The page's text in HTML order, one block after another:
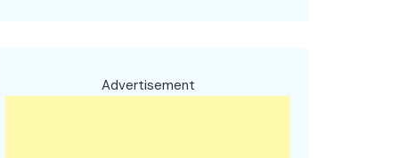
Advertisement